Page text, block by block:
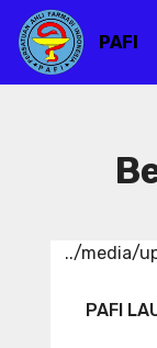
PAFI
../media/
PAFI